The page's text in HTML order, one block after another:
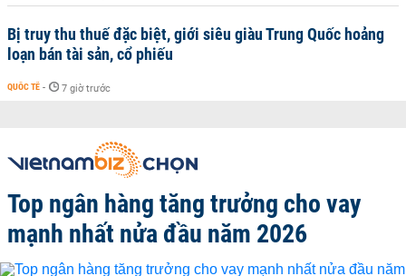
Bị truy thu thuế đặc biệt, giới siêu giàu Trung Quốc hoảng
loạn bán tài sản, cổ phiếu
QUỐC TẾ - 7 giờ trước
Top ngân hàng tăng trưởng cho vay
mạnh nhất nửa đầu năm 2026